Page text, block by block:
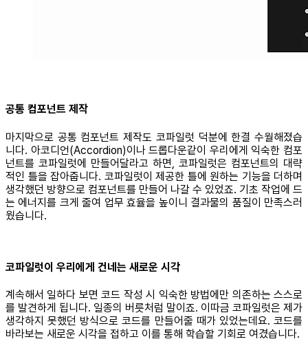
공통 컴포넌트 제작
마지막으로 공통 컴포넌트 제작도 코파일럿 덕분에 한결 수월해졌습
니다. 아코디언(Accordion)이나 드롭다운같이 우리에게 익숙한 컴포
넌트를 코파일럿에 만들어달라고 하면, 코파일럿은 컴포넌트의 대략
적인 틀을 잡아줍니다. 코파일럿이 제공한 틀에 원하는 기능을 더하며
생각했던 방향으로 컴포넌트를 만들어 나갈 수 있었죠. 기초 작업에 드
는 에너지를 크게 줄여 업무 효율을 높이니 결과물의 품질이 만족스러
웠습니다.
코파일럿이 우리에게 건네는 새로운 시각
계속해서 일하다 보면 코드 작성 시 익숙한 방법에만 의존하는 스스로
를 발견하게 됩니다. 일종의 버릇처럼 말이죠. 이따금 코파일럿은 제가
생각하지 못했던 방식으로 코드를 만들어줄 때가 있었는데요. 코드를
바라보는 새로운 시각을 접하고 이를 통해 학습할 기회로 여겼습니다.